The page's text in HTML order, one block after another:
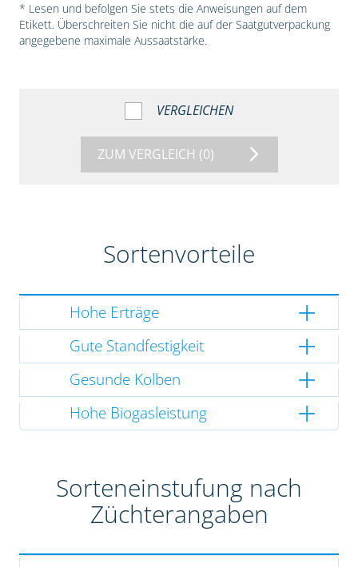
* Lesen und befolgen Sie stets die Anweisungen auf dem
Etikett. Überschreiten Sie nicht die auf der Saatgutverpackung
angegebene maximale Aussaatstärke.
VERGLEICHEN
ZUM VERGLEICH (0)
Sortenvorteile
Hohe Erträge
Gute Standfestigkeit
Gesunde Kolben
Hohe Biogasleistung
Sorteneinstufung nach
Züchterangaben